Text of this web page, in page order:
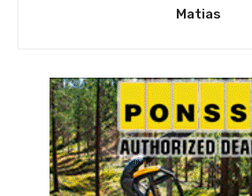
Matias